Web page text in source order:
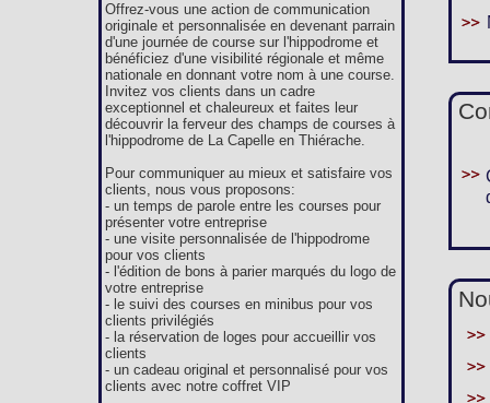
Offrez-vous une action de communication
originale et personnalisée en devenant parrain
d'une journée de course sur l'hippodrome et
bénéficiez d'une visibilité régionale et même
nationale en donnant votre nom à une course.
Invitez vos clients dans un cadre
exceptionnel et chaleureux et faites leur
découvrir la ferveur des champs de courses à
l'hippodrome de La Capelle en Thiérache.
Pour communiquer au mieux et satisfaire vos
clients, nous vous proposons:
- un temps de parole entre les courses pour
présenter votre entreprise
- une visite personnalisée de l'hippodrome
pour vos clients
- l'édition de bons à parier marqués du logo de
votre entreprise
- le suivi des courses en minibus pour vos
clients privilégiés
- la réservation de loges pour accueillir vos
clients
- un cadeau original et personnalisé pour vos
clients avec notre coffret VIP